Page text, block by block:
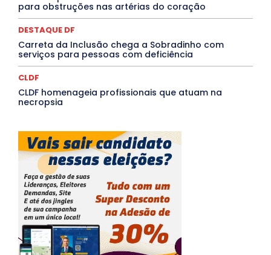
para obstruções nas artérias do coração
DESTAQUE DF
Carreta da Inclusão chega a Sobradinho com
serviços para pessoas com deficiência
CLDF
CLDF homenageia profissionais que atuam na
necropsia